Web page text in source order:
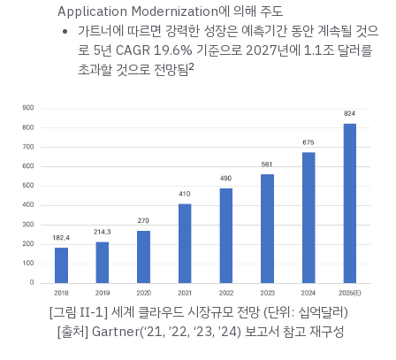
Application Modernization에 의해 주도
가트너에 따르면 강력한 성장은 예측기간 동안 계속될 것으
로 5년 CAGR 19.6% 기준으로 2027년에 1.1조 달러를
초과할 것으로 전망됨2
[그림 Ⅱ-1] 세계 클라우드 시장규모 전망 (단위: 십억달러)
[출처] Gartner(‘21, ’22, ‘23, ’24) 보고서 참고 재구성